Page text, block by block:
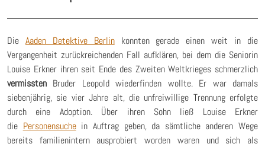
Die Aaden Detektive Berlinkonnten gerade einen weit in die
Vergangenheit zurückreichenden Fall aufklären, bei dem die Seniorin
Louise Erkner ihren seit Ende des Zweiten Weltkrieges schmerzlich
vermissten Bruder Leopold wiederfinden wollte. Er war damals
siebenjährig, sie vier Jahre alt, die unfreiwillige Trennung erfolgte
durch eine Adoption. Über ihren Sohn ließ Louise Erkner
die Personensuchein Auftrag geben, da sämtliche anderen Wege
bereits familienintern ausprobiert worden waren und sich als